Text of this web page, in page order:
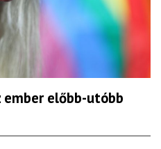
ember előbb-utóbb